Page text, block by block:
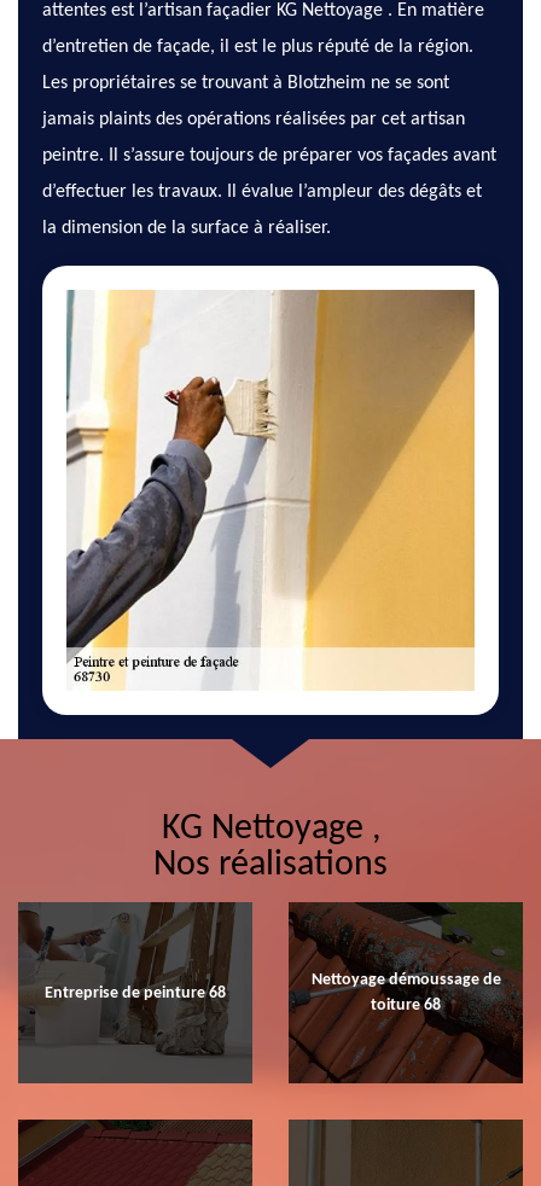
attentes est l’artisan façadier KG Nettoyage . En matière
d’entretien de façade, il est le plus réputé de la région.
Les propriétaires se trouvant à Blotzheim ne se sont
jamais plaints des opérations réalisées par cet artisan
peintre. Il s’assure toujours de préparer vos façades avant
d’effectuer les travaux. Il évalue l’ampleur des dégâts et
la dimension de la surface à réaliser.
KG Nettoyage ,
Nos réalisations
Entreprise de peinture 68
Nettoyage démoussage de
toiture 68